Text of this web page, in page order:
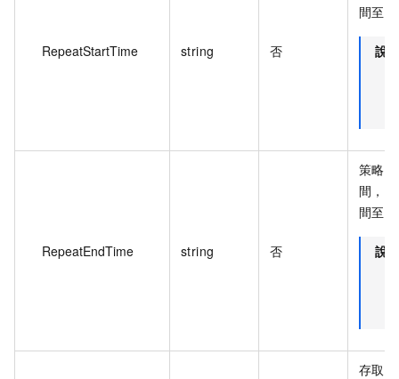
RepeatStartTime string 否
間至
說明
RepeatEndTime string 否
策略
間，
間至
說明
存取